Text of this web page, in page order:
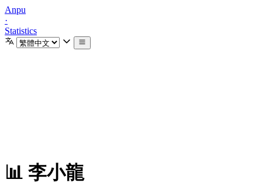
Anpu
·
Statistics
📊 李小龍